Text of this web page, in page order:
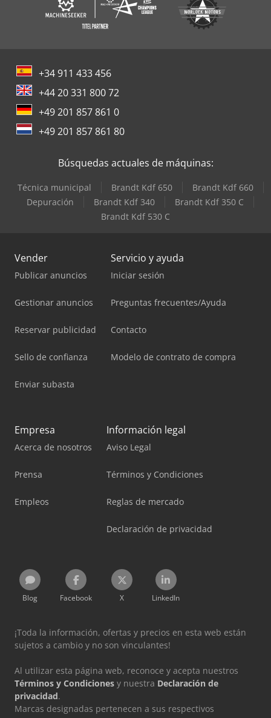
+34 911 433 456
+44 20 331 800 72
+49 201 857 861 0
+49 201 857 861 80
Búsquedas actuales de máquinas:
Técnica municipal Brandt Kdf 650
Brandt Kdf 660
Depuración
Brandt Kdf 340
Brandt Kdf 350 C
Brandt Kdf 530 C
Vender
Publicar anuncios
Gestionar anuncios
Reservar publicidad
Sello de confianza
Enviar subasta
Servicio y ayuda
Iniciar sesión
Preguntas frecuentes/Ayuda
Contacto
Modelo de contrato de compra
Empresa
Acerca de nosotros
Prensa
Empleos
Información legal
Aviso Legal
Términos y Condiciones
Reglas de mercado
Declaración de privacidad
Blog Facebook X LinkedIn
¡Toda la información, ofertas y precios en esta web están
sujetos a cambio y no son vinculantes!
Al utilizar esta página web, reconoce y acepta nuestros
Términos y Condiciones y nuestra Declaración de
privacidad.
Marcas designadas pertenecen a sus respectivos